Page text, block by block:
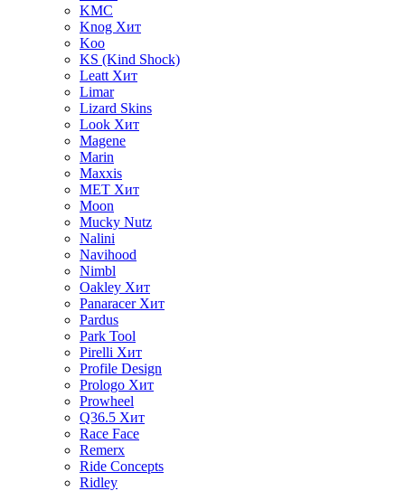
KMC
Knog Хит
Koo
KS (Kind Shock)
Leatt Хит
Limar
Lizard Skins
Look Хит
Magene
Marin
Maxxis
MET Хит
Moon
Mucky Nutz
Nalini
Navihood
Nimbl
Oakley Хит
Panaracer Хит
Pardus
Park Tool
Pirelli Хит
Profile Design
Prologo Хит
Prowheel
Q36.5 Хит
Race Face
Remerx
Ride Concepts
Ridley